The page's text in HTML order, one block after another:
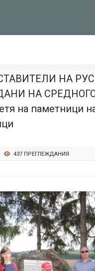
НА
НА
на паметници
437 ПРЕГЛЕЖДАНИЯ